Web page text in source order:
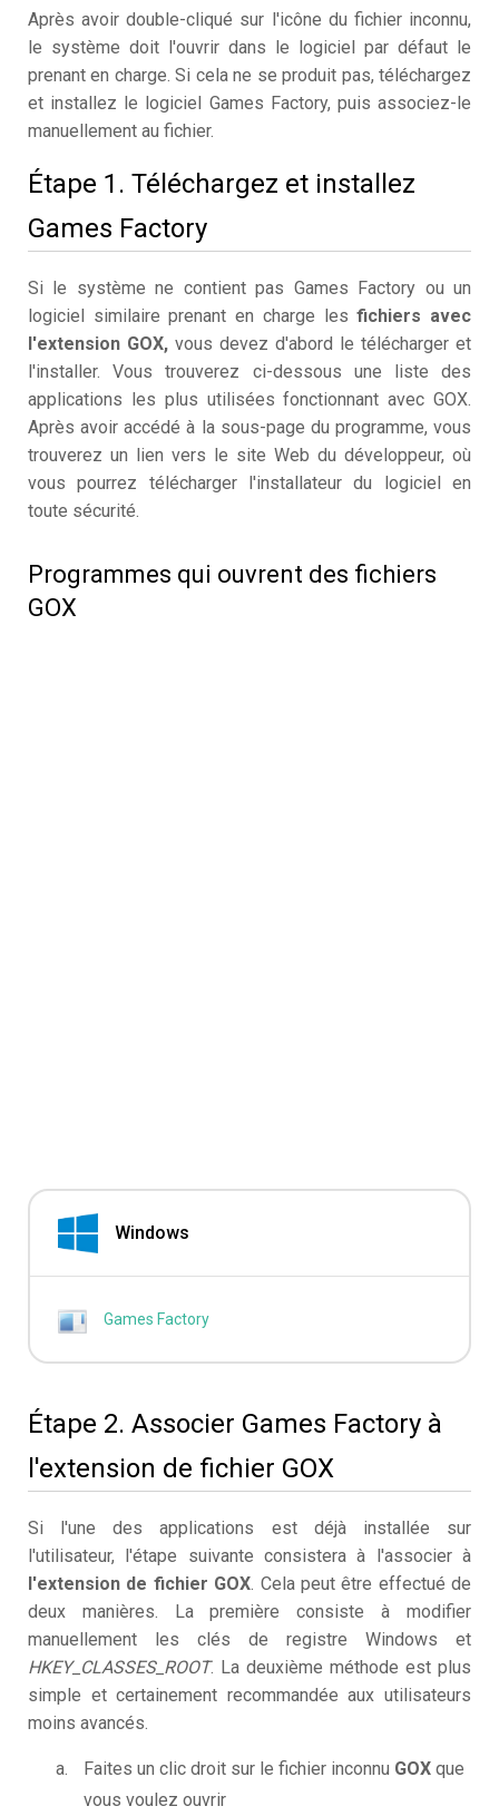
Après avoir double-cliqué sur l'icône du fichier inconnu,
le système doit l'ouvrir dans le logiciel par défaut le
prenant en charge. Si cela ne se produit pas, téléchargez
et installez le logiciel Games Factory, puis associez-le
manuellement au fichier.
Étape 1. Téléchargez et installez
Games Factory
Si le système ne contient pas Games Factory ou un
logiciel similaire prenant en charge lesfichiers avec
l'extension GOX, vous devez d'abord le télécharger et
l'installer. Vous trouverez ci-dessous une liste des
applications les plus utilisées fonctionnant avec GOX.
Après avoir accédé à la sous-page du programme, vous
trouverez un lien vers le site Web du développeur, où
vous pourrez télécharger l'installateur du logiciel en
toute sécurité.
Programmes qui ouvrent des fichiers
GOX
Windows
Games Factory
Étape 2. Associer Games Factory à
l'extension de fichier GOX
Si l'une des applications est déjà installée sur
l'utilisateur, l'étape suivante consistera à l'associer à
l'extension de fichier GOX. Cela peut être effectué de
deux manières. La première consiste à modifier
manuellement les clés de registre Windows et
HKEY_CLASSES_ROOT. La deuxième méthode est plus
simple et certainement recommandée aux utilisateurs
moins avancés.
Faites un clic droit sur le fichier inconnu GOX que
vous voulez ouvrir